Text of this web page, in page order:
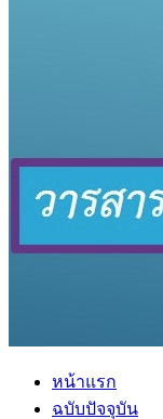
หน้าแรก
ฉบับปัจจุบัน